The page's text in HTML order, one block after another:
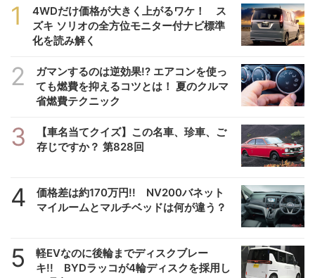
1
4WDだけ価格が大きく上がるワケ！ ス
ズキ ソリオの全方位モニター付ナビ標準
化を読み解く
2
ガマンするのは逆効果!? エアコンを使っ
ても燃費を抑えるコツとは！ 夏のクルマ
省燃費テクニック
3
【車名当てクイズ】この名車、珍車、ご
存じですか？ 第828回
4
価格差は約170万円!! NV200バネット
マイルームとマルチベッドは何が違う？
5
軽EVなのに後輪までディスクブレー
キ!! BYDラッコが4輪ディスクを採用し